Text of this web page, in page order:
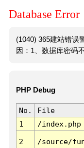
Database Error
(1040) 365建站错误
因：1、数据库密码
PHP Debug
No. File
1
/index.php
2 /source/